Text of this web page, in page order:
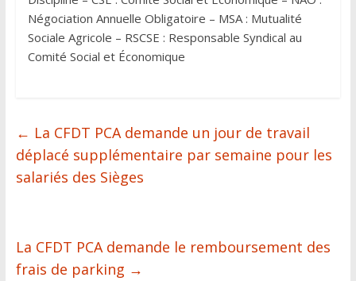
Négociation Annuelle Obligatoire – MSA : Mutualité
Sociale Agricole – RSCSE : Responsable Syndical au
Comité Social et Économique
← La CFDT PCA demande un jour de travail
déplacé supplémentaire par semaine pour les
salariés des Sièges
La CFDT PCA demande le remboursement des
frais de parking →